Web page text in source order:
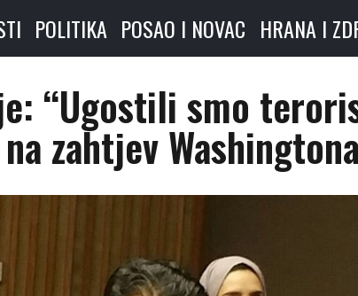
POLITIKA POSAO I NOVAC HRANA I
“Ugostili smo
zahtjev